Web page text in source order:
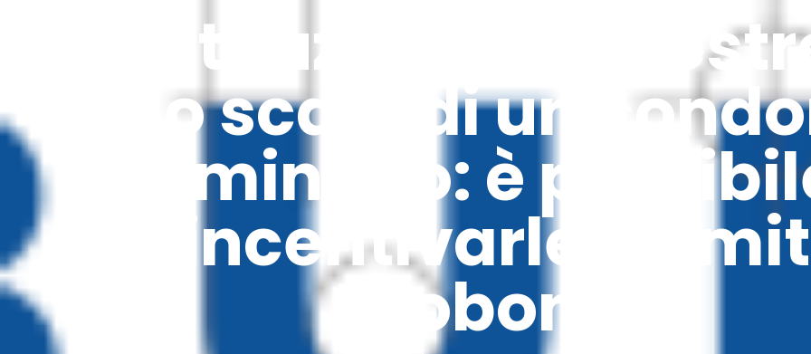
Sostituzione di
vano scala di un
minimo: è
incentivarle
Ecobonus?